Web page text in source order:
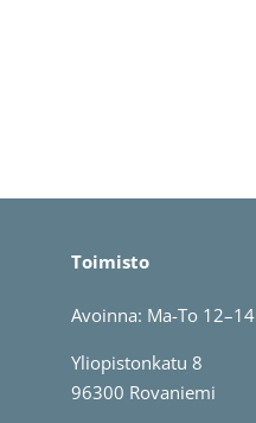
Toimisto
Avoinna: Ma-To 12–14
Yliopistonkatu 8
96300 Rovaniemi